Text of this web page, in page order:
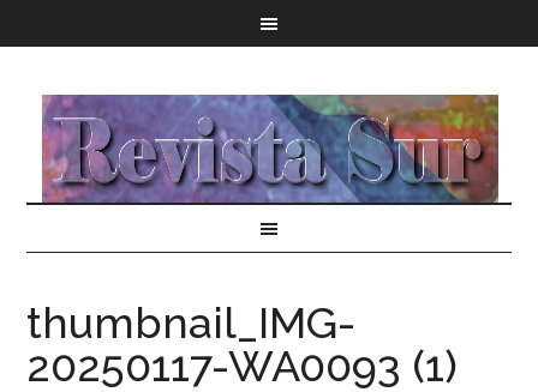
thumbnail_IMG-
20250117-WA0093 (1)